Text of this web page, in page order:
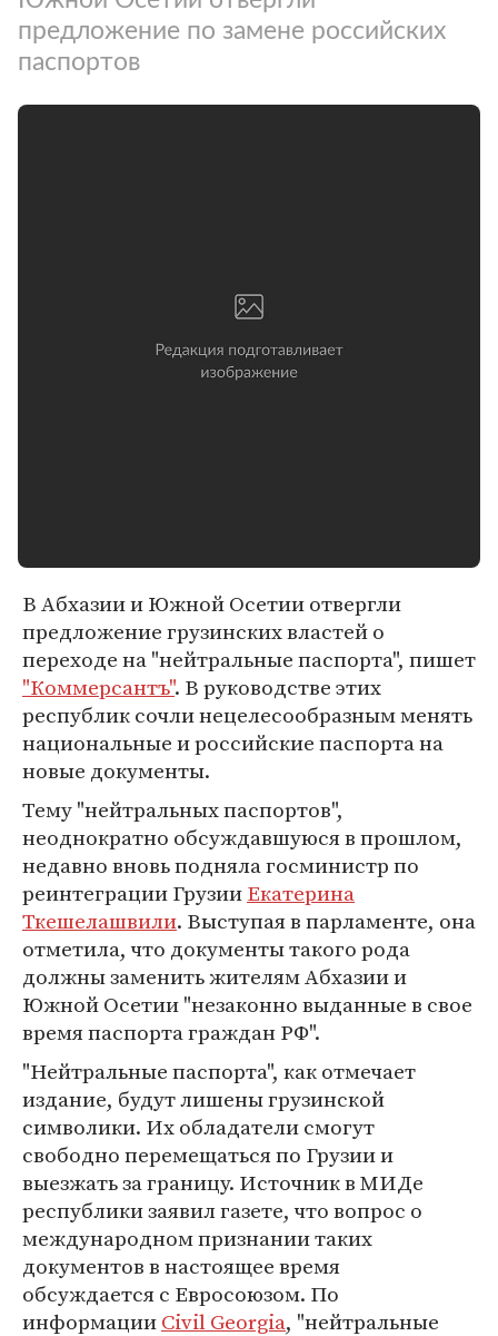
предложение по замене российских
паспортов
В Абхазии и Южной Осетии отвергли
предложение грузинских властей о
переходе на "нейтральные паспорта", пишет
"Коммерсантъ". В руководстве этих
республик сочли нецелесообразным менять
национальные и российские паспорта на
новые документы.
Тему "нейтральных паспортов",
неоднократно обсуждавшуюся в прошлом,
недавно вновь подняла госминистр по
реинтеграции ГрузииЕкатерина
Ткешелашвили. Выступая в парламенте, она
отметила, что документы такого рода
должны заменить жителям Абхазии и
Южной Осетии "незаконно выданные в свое
время паспорта граждан РФ".
"Нейтральные паспорта", как отмечает
издание, будут лишены грузинской
символики. Их обладатели смогут
свободно перемещаться по Грузии и
выезжать за границу. Источник в МИДе
республики заявил газете, что вопрос о
международном признании таких
документов в настоящее время
обсуждается с Евросоюзом. По
информацииCivil Georgia, "нейтральные